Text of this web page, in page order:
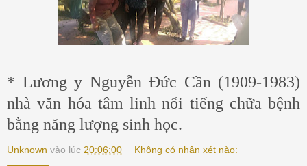
* Lương y Nguyễn Đức Cần (1909-1983)
nhà văn hóa tâm linh nổi tiếng chữa bệnh
bằng năng lượng sinh học.
Unknown vào lúc 20:06:00 Không có nhận xét nào: